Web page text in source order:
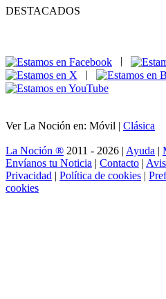
DESTACADOS
|
Ver La Noción en: Móvil | Clásica
La Noción ® 2011 - 2026 | Ayuda |
Envíanos tu Noticia | Contacto |
Privacidad | Política de cookies |
cookies